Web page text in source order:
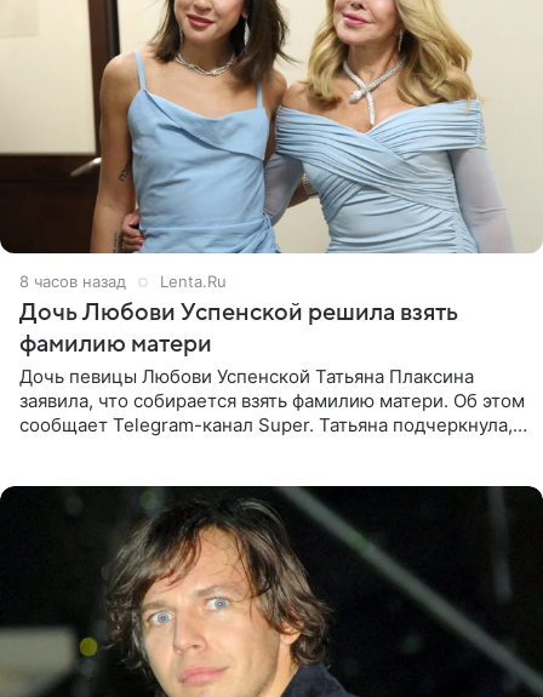
8 часов назад Lenta.Ru
Дочь Любови Успенской решила взять
фамилию матери
Дочь певицы Любови Успенской Татьяна Плаксина
заявила, что собирается взять фамилию матери. Об этом
сообщает Telegram-канал Super. Татьяна подчеркнула,